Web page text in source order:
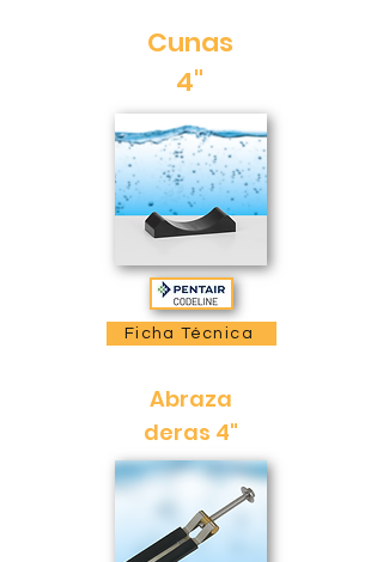
Cunas
4"
Ficha Técnica
Abraza
deras 4"